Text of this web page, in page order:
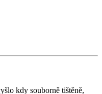
kdy souborně tištěně,